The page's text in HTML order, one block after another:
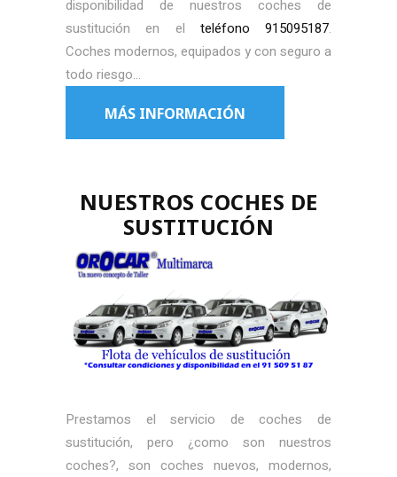
disponibilidad de nuestros coches de
sustitución en el teléfono 915095187.
Coches modernos, equipados y con seguro a
todo riesgo…
MÁS INFORMACIÓN
NUESTROS COCHES DE
SUSTITUCIÓN
Prestamos el servicio de coches de
sustitución, pero ¿como son nuestros
coches?, son coches nuevos, modernos,